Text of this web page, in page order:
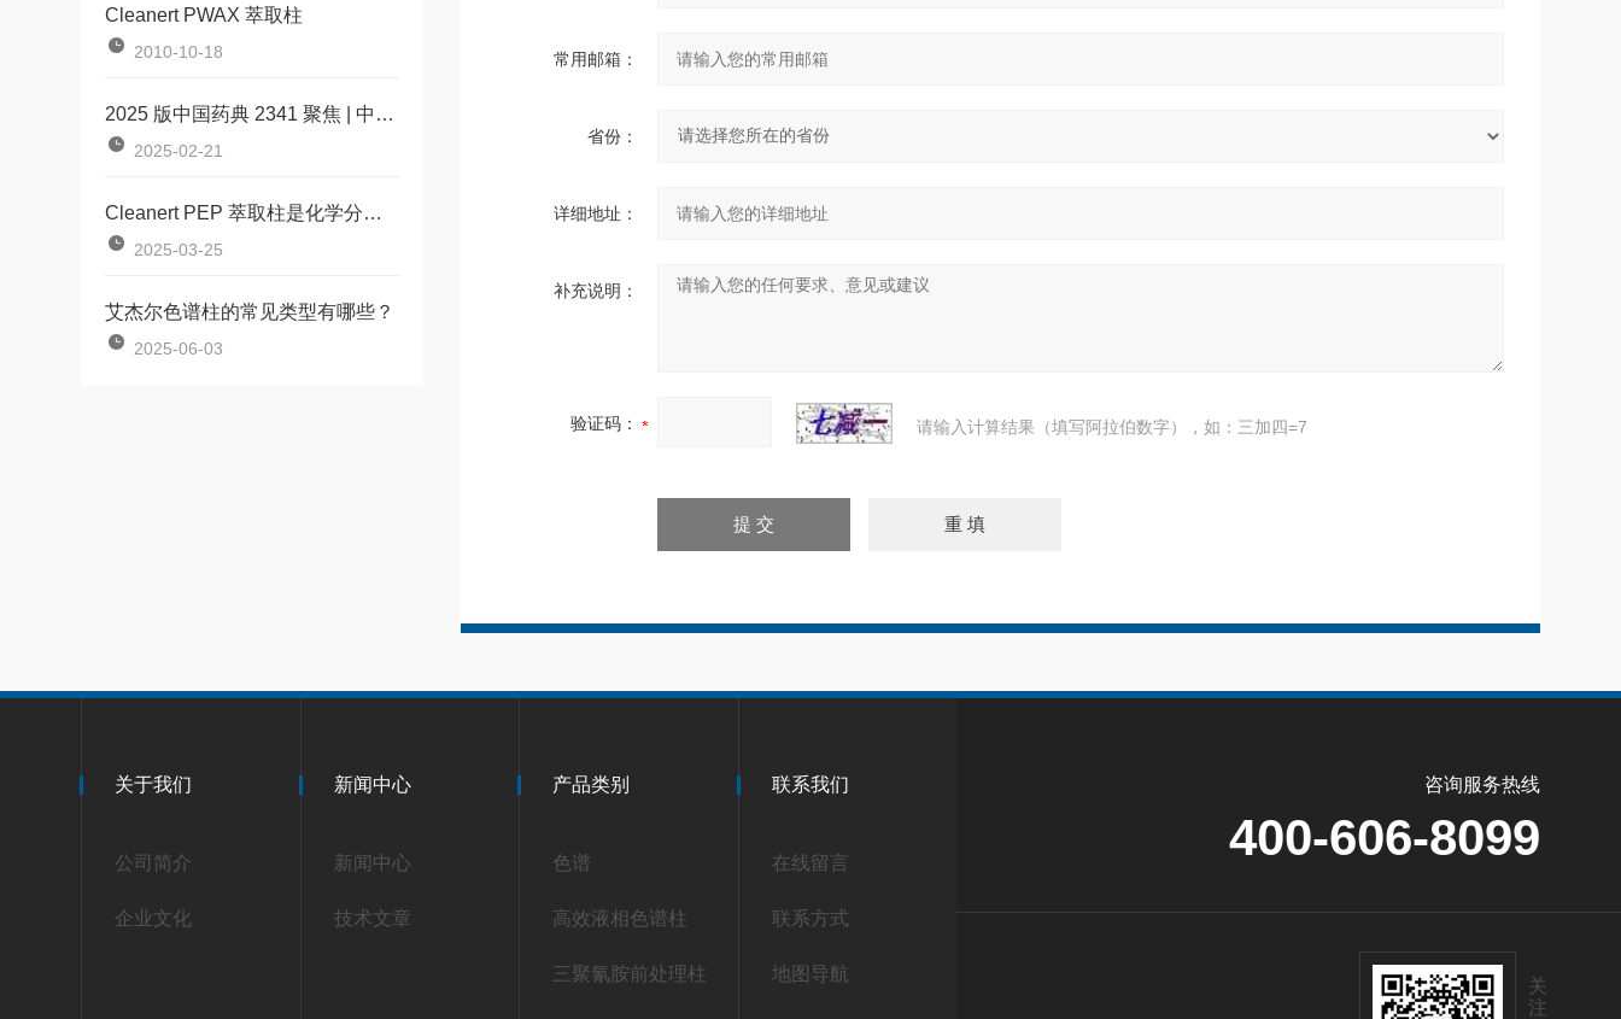
Cleanert PWAX 萃取柱
2010-10-18
2025 版中国药典 2341 聚焦 | 中药材农药残留液质分析方案大放送
2025-02-21
Cleanert PEP 萃取柱是化学分离技术中的重要工具
2025-03-25
艾杰尔色谱柱的常见类型有哪些？
2025-06-03
常用邮箱：
省份：
详细地址：
补充说明：
验证码： 请输入计算结果（填写阿拉伯数字），如：三加四=7
关于我们
公司简介
企业文化
新闻中心
新闻中心
技术文章
产品类别
色谱
高效液相色谱柱
三聚氰胺前处理柱
联系我们
在线留言
联系方式
地图导航
咨询服务热线
400-606-8099
关
注